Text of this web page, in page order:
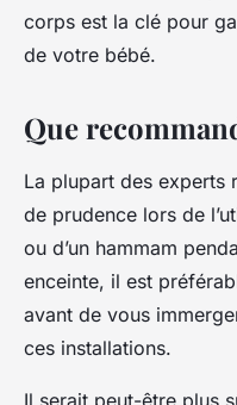
corps est la clé pour
de votre bébé.
Que
La plupart des experts
de prudence lors de
ou d’un hammam
enceinte, il est
avant de vous
ces installations.